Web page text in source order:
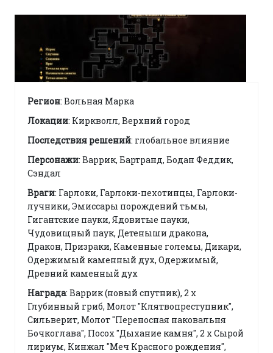
Регион: Вольная Марка
Локации: Киркволл, Верхний город
Последствия решений: глобальное влияние
Персонажи: Варрик, Бартранд, Бодан Феддик,
Сэндал
Враги: Гарлоки, Гарлоки-пехотинцы, Гарлоки-
лучники, Эмиссары порождений тьмы,
Гигантские пауки, Ядовитые пауки,
Чудовищный паук, Детеныши дракона,
Дракон, Призраки, Каменные големы, Дикари,
Одержимый каменный дух, Одержимый,
Древний каменный дух
Награда: Варрик (новый спутник), 2 x
Глубинный гриб, Молот "Клятвопреступник",
Сильверит, Молот "Переносная наковальня
Бочкоглава", Посох "Дыхание камня", 2 x Сырой
лириум, Кинжал "Меч Красного рождения",